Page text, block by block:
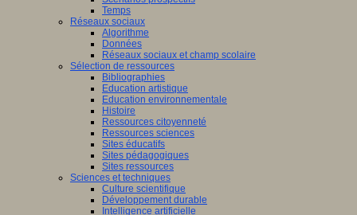
Temps
Réseaux sociaux
Algorithme
Données
Réseaux sociaux et champ scolaire
Sélection de ressources
Bibliographies
Education artistique
Education environnementale
Histoire
Ressources citoyenneté
Ressources sciences
Sites éducatifs
Sites pédagogiques
Sites ressources
Sciences et techniques
Culture scientifique
Développement durable
Intelligence artificielle